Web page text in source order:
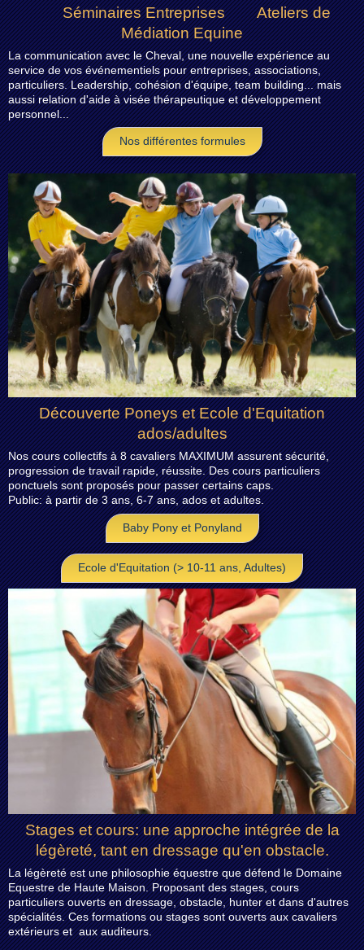
Séminaires Entreprises Ateliers de
Médiation Equine
La communication avec le Cheval, une nouvelle expérience au
service de vos événementiels pour entreprises, associations,
particuliers. Leadership, cohésion d'équipe, team building... mais
aussi relation d'aide à visée thérapeutique et développement
personnel...
Nos différentes formules
Découverte Poneys et Ecole d'Equitation
ados/adultes
Nos cours collectifs à 8 cavaliers MAXIMUM assurent sécurité,
progression de travail rapide, réussite. Des cours particuliers
ponctuels sont proposés pour passer certains caps.
Public: à partir de 3 ans, 6-7 ans, ados et adultes.
Baby Pony et Ponyland
Ecole d'Equitation (> 10-11 ans, Adultes)
Stages et cours: une approche intégrée de la
légèreté, tant en dressage qu'en obstacle.
La légèreté est une philosophie équestre que défend le Domaine
Equestre de Haute Maison. Proposant des stages, cours
particuliers ouverts en dressage, obstacle, hunter et dans d'autres
spécialités. Ces formations ou stages sont ouverts aux cavaliers
extérieurs et aux auditeurs.